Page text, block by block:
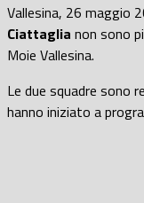
Vallesina, 26 maggio
Ciattaglia non sono
Moie Vallesina.
Le due squadre sono
hanno iniziato a